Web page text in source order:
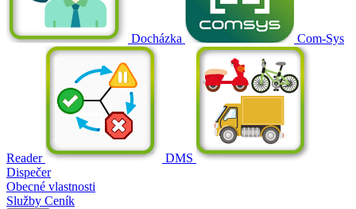
Docházka Com-Sys
Reader
DMS
Dispečer
Obecné vlastnosti
Služby Ceník